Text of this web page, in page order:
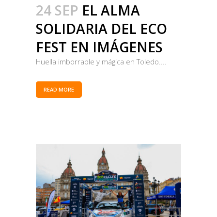
24 SEP EL ALMA
SOLIDARIA DEL ECO
FEST EN IMÁGENES
Huella imborrable y mágica en Toledo....
READ MORE